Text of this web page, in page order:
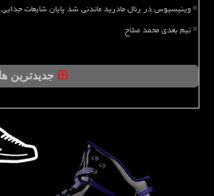
وینیسیوس در رئال مادرید ماندنی شد پایان شایعات
تیم بعدی محمد صلاح
جدیدترین ها